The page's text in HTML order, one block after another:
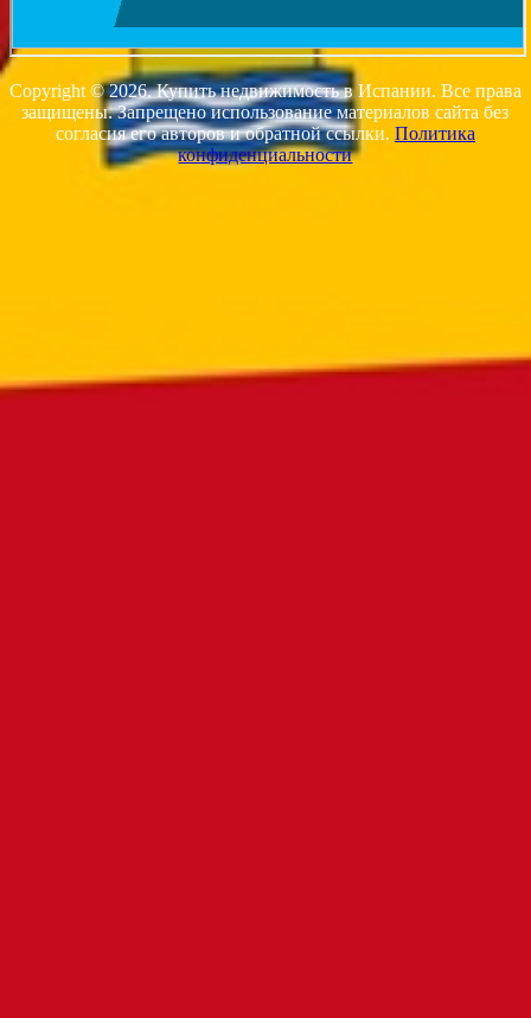
Copyright © 2026. Купить недвижимость в Испании. Все права
защищены. Запрещено использование материалов сайта без
согласия его авторов и обратной ссылки. Политика
конфиденциальности